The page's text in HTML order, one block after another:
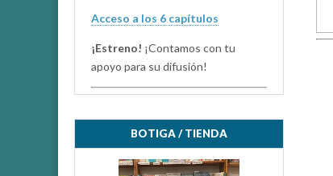
Acceso a los 6 capítulos
¡Estreno! ¡Contamos con tu
apoyo para su difusión!
BOTIGA / TIENDA